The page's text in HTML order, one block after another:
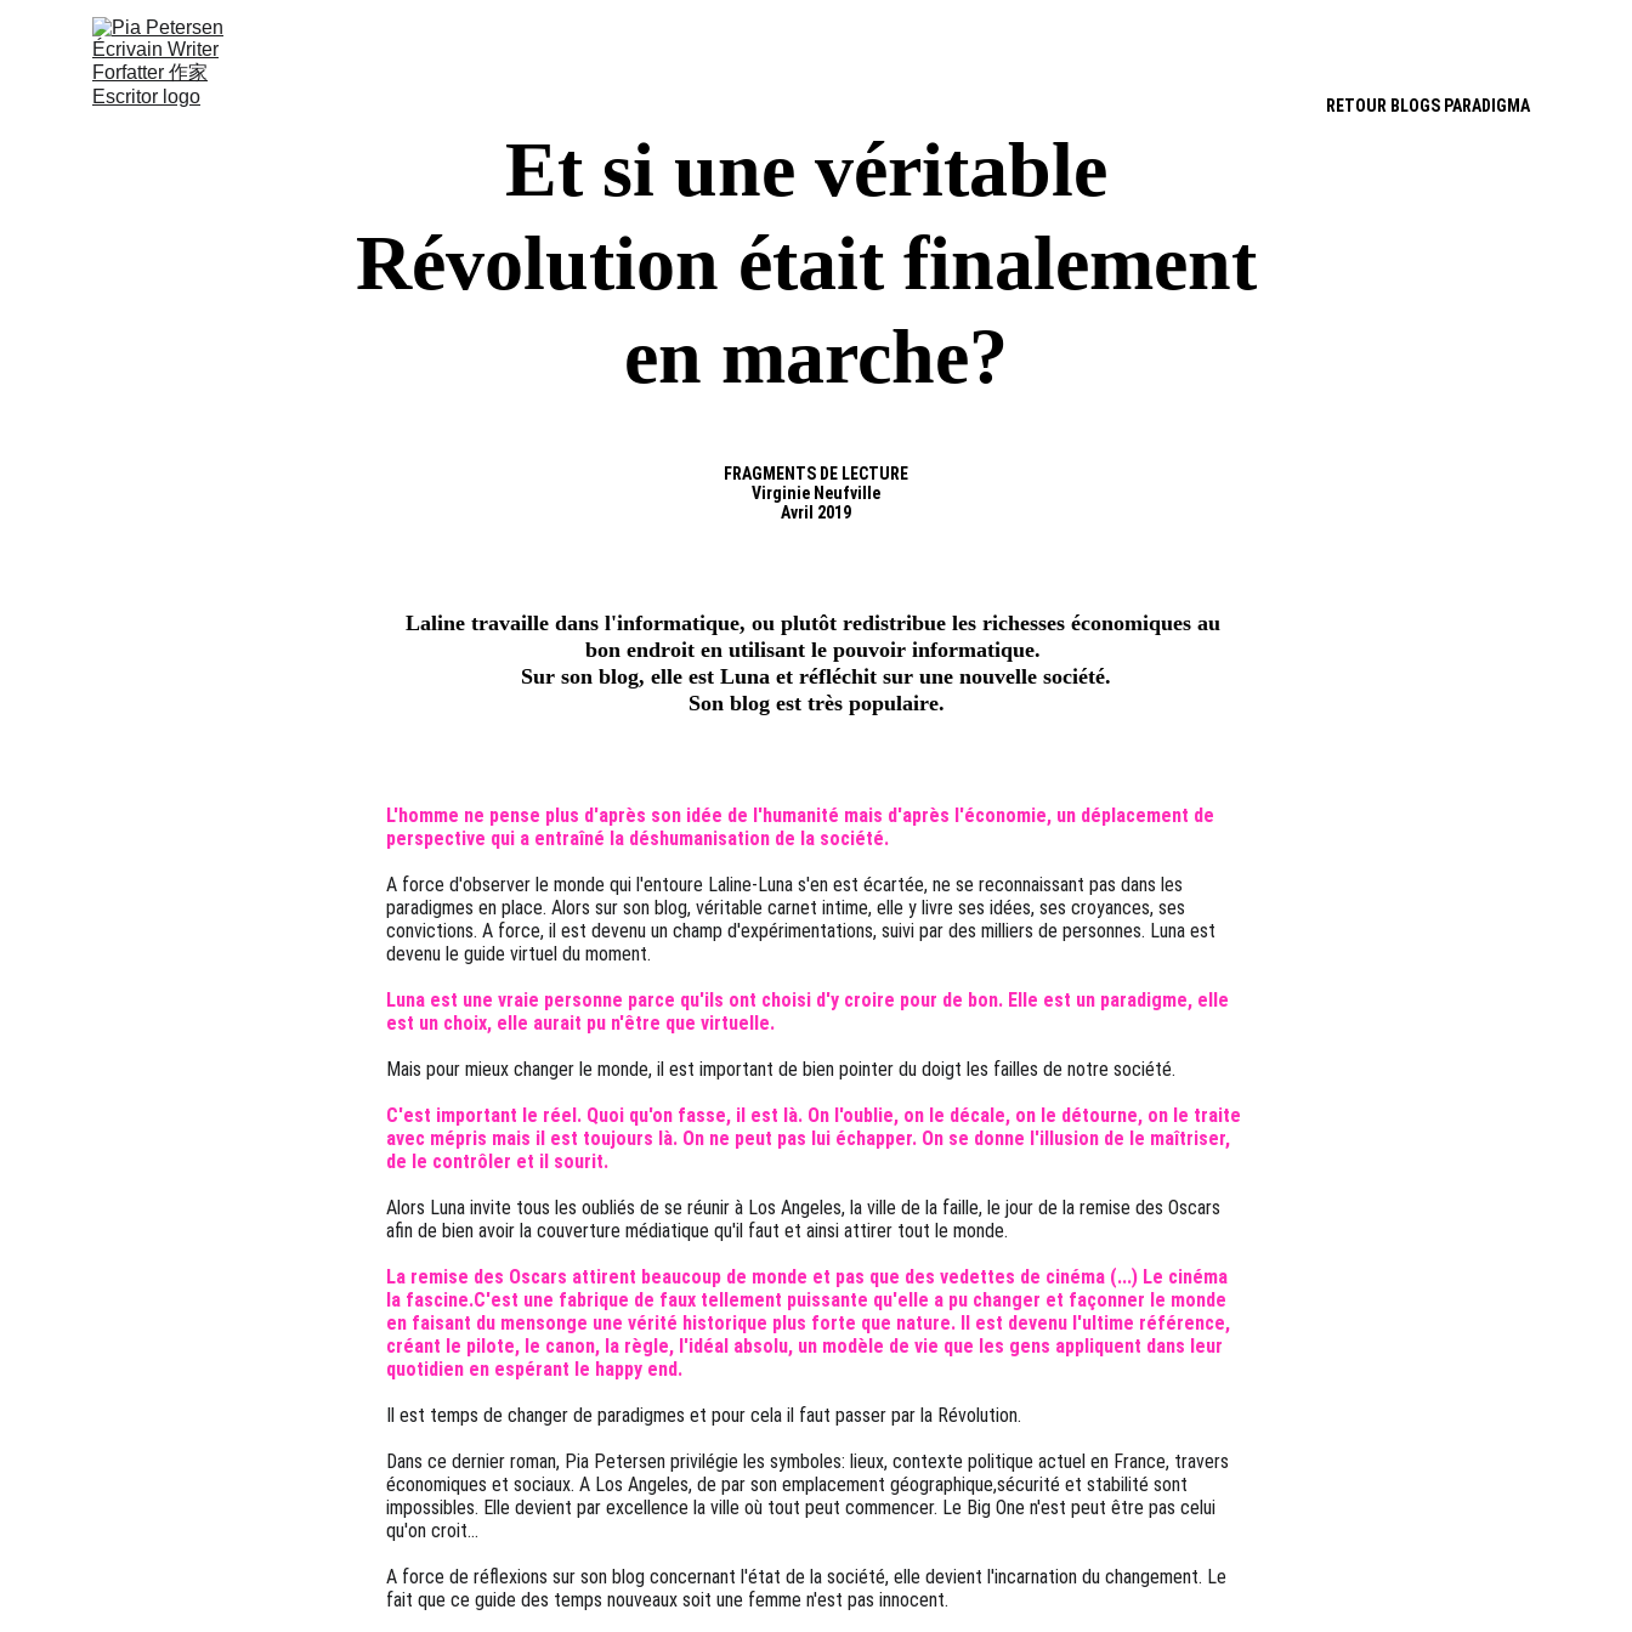
Et si une véritable
Révolution était finalement
en marche?
FRAGMENTS DE LECTURE
Virginie Neufville
Avril 2019
Laline travaille dans l'informatique, ou plutôt redistribue les richesses économiques au
bon endroit en utilisant le pouvoir informatique.
Sur son blog, elle est Luna et réfléchit sur une nouvelle société.
Son blog est très populaire.
L'homme ne pense plus d'après son idée de l'humanité mais d'après l'économie, un déplacement de
perspective qui a entraîné la déshumanisation de la société.
A force d'observer le monde qui l'entoure Laline-Luna s'en est écartée, ne se reconnaissant pas dans les
paradigmes en place. Alors sur son blog, véritable carnet intime, elle y livre ses idées, ses croyances, ses
convictions. A force, il est devenu un champ d'expérimentations, suivi par des milliers de personnes. Luna est
devenu le guide virtuel du moment.
Luna est une vraie personne parce qu'ils ont choisi d'y croire pour de bon. Elle est un paradigme, elle
est un choix, elle aurait pu n'être que virtuelle.
Mais pour mieux changer le monde, il est important de bien pointer du doigt les failles de notre société.
C'est important le réel. Quoi qu'on fasse, il est là. On l'oublie, on le décale, on le détourne, on le traite
avec mépris mais il est toujours là. On ne peut pas lui échapper. On se donne l'illusion de le maîtriser,
de le contrôler et il sourit.
Alors Luna invite tous les oubliés de se réunir à Los Angeles, la ville de la faille, le jour de la remise des Oscars
afin de bien avoir la couverture médiatique qu'il faut et ainsi attirer tout le monde.
La remise des Oscars attirent beaucoup de monde et pas que des vedettes de cinéma (...) Le cinéma
la fascine.C'est une fabrique de faux tellement puissante qu'elle a pu changer et façonner le monde
en faisant du mensonge une vérité historique plus forte que nature. Il est devenu l'ultime référence,
créant le pilote, le canon, la règle, l'idéal absolu, un modèle de vie que les gens appliquent dans leur
quotidien en espérant le happy end.
Il est temps de changer de paradigmes et pour cela il faut passer par la Révolution.
Dans ce dernier roman, Pia Petersen privilégie les symboles: lieux, contexte politique actuel en France, travers
économiques et sociaux. A Los Angeles, de par son emplacement géographique,sécurité et stabilité sont
impossibles. Elle devient par excellence la ville où tout peut commencer. Le Big One n'est peut être pas celui
qu'on croit...
A force de réflexions sur son blog concernant l'état de la société, elle devient l'incarnation du changement. Le
fait que ce guide des temps nouveaux soit une femme n'est pas innocent.
RETOUR BLOGS PARADIGMA